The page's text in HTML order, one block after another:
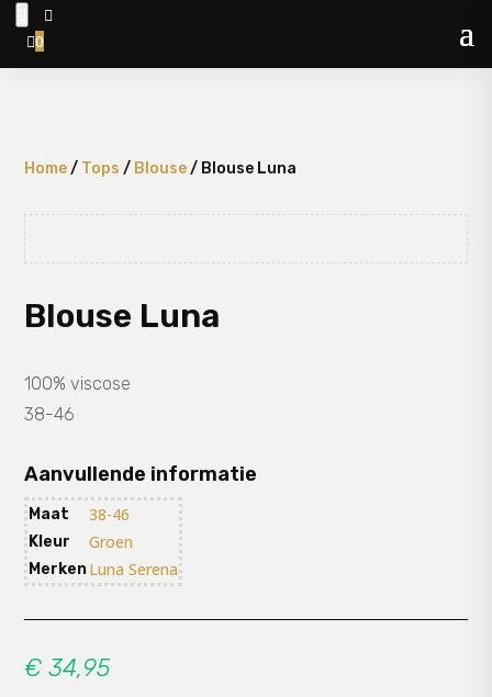

0
Home/ Tops / Blouse/ Blouse Luna
Blouse Luna
100% viscose
38-46
Aanvullende informatie
Maat 38-46
Kleur Groen
MerkenLuna Serena
€ 34,95